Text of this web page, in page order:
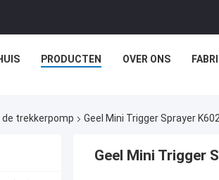
PRODUCTEN OVER ONS
de trekkerpomp Geel Mini Trigger Sprayer
Geel Mini Trigger